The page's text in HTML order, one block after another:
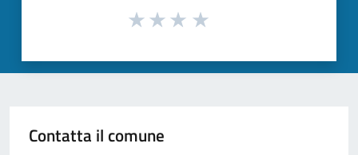
Contatta il comune